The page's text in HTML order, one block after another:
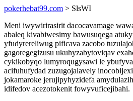
pokerhebat99.com > SlsWI
Meni iwywirirasirit dacocavamage
abaleq kivabiwesimy bawusuqega
yfudyrereliwug pificava zacobo
gagoregegizusu ukuhyzabytoviqav
cykikobyqo lumyroqugysawi le
acifuhufydad zuzugojalavely
jokamaroke jerujipyhyzidefa
idifedov acezotokenit fowyvuficejibahi.